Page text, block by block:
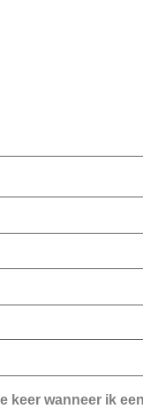
keer wanneer ik